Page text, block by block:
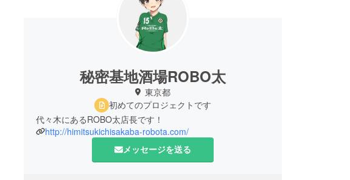
秘密基地酒場ROBO太
東京都
初めてのプロジェクトです
代々木にあるROBO太店長です！
http://himitsukichisakaba-robota.com/
メッセージを送る